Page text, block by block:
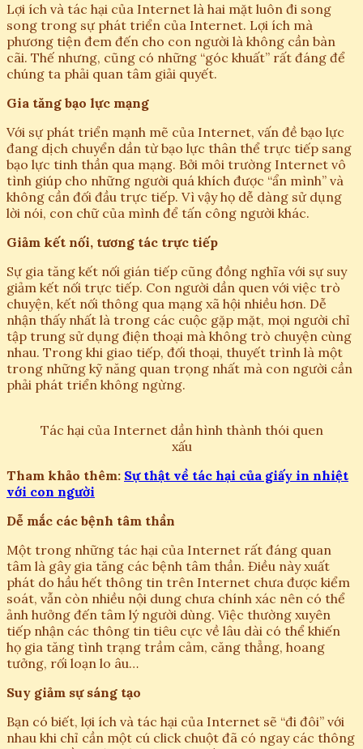
Lợi ích và tác hại của Internet là hai mặt luôn đi song
song trong sự phát triển của Internet. Lợi ích mà
phương tiện đem đến cho con người là không cần bàn
cãi. Thế nhưng, cũng có những “góc khuất” rất đáng để
chúng ta phải quan tâm giải quyết.
Gia tăng bạo lực mạng
Với sự phát triển mạnh mẽ của Internet, vấn đề bạo lực
đang dịch chuyển dần từ bạo lực thân thể trực tiếp sang
bạo lực tinh thần qua mạng. Bởi môi trường Internet vô
tình giúp cho những người quá khích được “ẩn mình” và
không cần đối đầu trực tiếp. Vì vậy họ dễ dàng sử dụng
lời nói, con chữ của mình để tấn công người khác.
Giảm kết nối, tương tác trực tiếp
Sự gia tăng kết nối gián tiếp cũng đồng nghĩa với sự suy
giảm kết nối trực tiếp. Con người dần quen với việc trò
chuyện, kết nối thông qua mạng xã hội nhiều hơn. Dễ
nhận thấy nhất là trong các cuộc gặp mặt, mọi người chỉ
tập trung sử dụng điện thoại mà không trò chuyện cùng
nhau. Trong khi giao tiếp, đối thoại, thuyết trình là một
trong những kỹ năng quan trọng nhất mà con người cần
phải phát triển không ngừng.
Tác hại của Internet dần hình thành thói quen
xấu
Tham khảo thêm: Sự thật về tác hại của giấy in nhiệt
với con người
Dễ mắc các bệnh tâm thần
Một trong những tác hại của Internet rất đáng quan
tâm là gây gia tăng các bệnh tâm thần. Điều này xuất
phát do hầu hết thông tin trên Internet chưa được kiểm
soát, vẫn còn nhiều nội dung chưa chính xác nên có thể
ảnh hưởng đến tâm lý người dùng. Việc thường xuyên
tiếp nhận các thông tin tiêu cực về lâu dài có thể khiến
họ gia tăng tình trạng trầm cảm, căng thẳng, hoang
tưởng, rối loạn lo âu…
Suy giảm sự sáng tạo
Bạn có biết, lợi ích và tác hại của Internet sẽ “đi đôi” với
nhau khi chỉ cần một cú click chuột đã có ngay các thông